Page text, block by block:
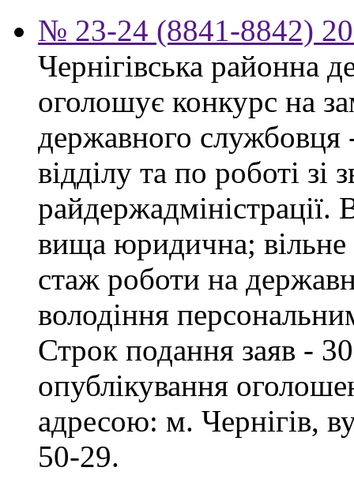
№ 23-24 (8841-8842) 20
Чернігівська районна
оголошує конкурс на
державного
відділу та по роботі
райдержадміністрації.
вища юридична;
стаж роботи на
володіння
Строк подання заяв -
опублікування
адресою: м. Чернігів,
50-29.